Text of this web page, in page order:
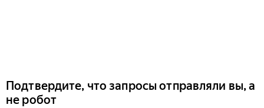
Подтвердите, что запросы отправляли вы, а
не робот